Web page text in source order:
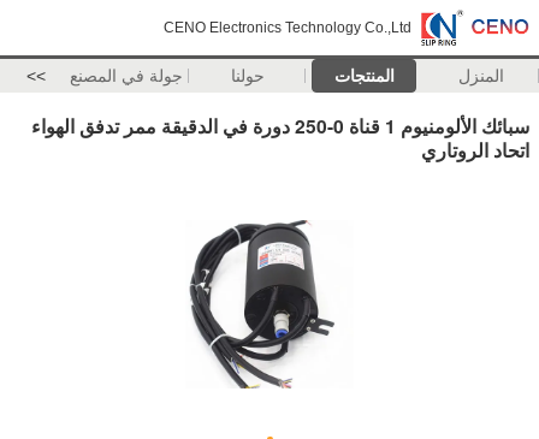
CENO Electronics Technology Co.,Ltd
المنزل المنتجات حولنا جولة في المصنع >>
سبائك الألومنيوم 1 قناة 0-250 دورة في الدقيقة ممر تدفق الهواء
اتحاد الروتاري